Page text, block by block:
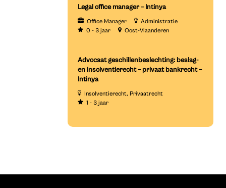
Legal office manager – Intinya
Office Manager
Administratie
0 - 3 jaar
Oost-Vlaanderen
Advocaat geschillenbeslechting: beslag-
en insolventierecht – privaat bankrecht –
Intinya
Insolventierecht Privaatrecht
1 - 3 jaar